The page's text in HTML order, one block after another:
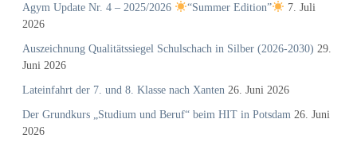
Agym Update Nr. 4 – 2025/2026 “Summer Edition”
7. Juli
2026
Auszeichnung Qualitätssiegel Schulschach in Silber (2026-2030) 29.
Juni 2026
Lateinfahrt der 7. und 8. Klasse nach Xanten 26. Juni 2026
Der Grundkurs „Studium und Beruf“ beim HIT in Potsdam 26. Juni
2026